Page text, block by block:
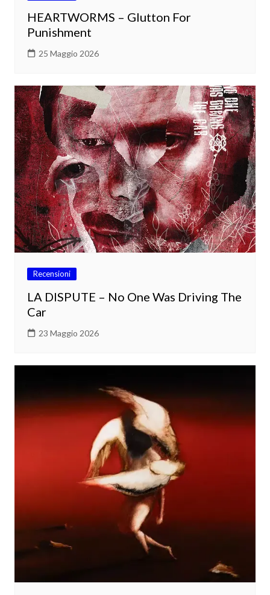
HEARTWORMS – Glutton For
Punishment
25 Maggio 2026
Recensioni
LA DISPUTE – No One Was Driving The
Car
23 Maggio 2026